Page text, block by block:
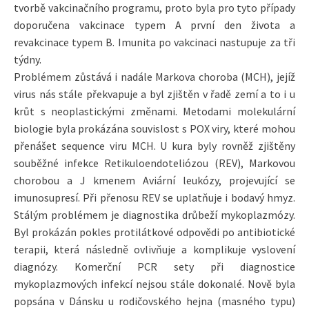
tvorbě vakcinačního programu, proto byla pro tyto případy
doporučena vakcinace typem A první den života a
revakcinace typem B. Imunita po vakcinaci nastupuje za tři
týdny.
Problémem zůstává i nadále Markova choroba (MCH), jejíž
virus nás stále překvapuje a byl zjištěn v řadě zemí a to i u
krůt s neoplastickými změnami. Metodami molekulární
biologie byla prokázána souvislost s POX viry, které mohou
přenášet sequence viru MCH. U kura byly rovněž zjištěny
souběžné infekce Retikuloendoteliózou (REV), Markovou
chorobou a J kmenem Aviární leukózy, projevující se
imunosupresí. Při přenosu REV se uplatňuje i bodavý hmyz.
Stálým problémem je diagnostika drůbeží mykoplazmózy.
Byl prokázán pokles protilátkové odpovědi po antibiotické
terapii, která následně ovlivňuje a komplikuje vyslovení
diagnózy. Komerční PCR sety při diagnostice
mykoplazmových infekcí nejsou stále dokonalé. Nově byla
popsána v Dánsku u rodičovského hejna (masného typu)